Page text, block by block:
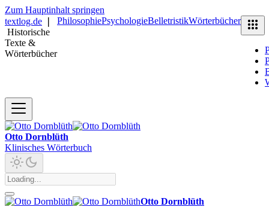
Zum Hauptinhalt springen
textlog.de
Historische
Texte &
Wörterbücher
PhilosophiePsychologieBelletristikWörterbücher
Otto Dornblüth
Klinisches Wörterbuch
Otto Dornblüth